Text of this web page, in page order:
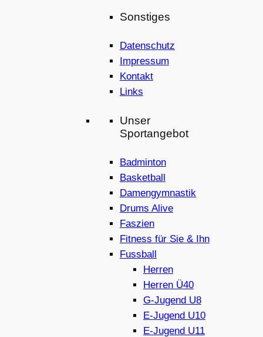
Sonstiges
Datenschutz
Impressum
Kontakt
Links
Unser
Sportangebot
Badminton
Basketball
Damengymnastik
Drums Alive
Faszien
Fitness für Sie & Ihn
Fussball
Herren
Herren Ü40
G-Jugend U8
E-Jugend U10
E-Jugend U11